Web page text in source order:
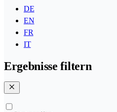
DE
EN
FR
IT
Ergebnisse filtern